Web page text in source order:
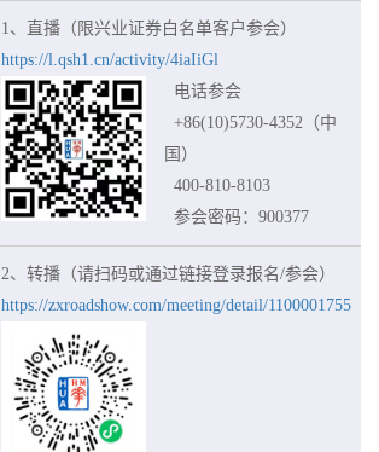
1、直播（限兴业证券白名单客户参会）
https://l.qsh1.cn/activity/4iaIiGl
电话参会
+86(10)5730-4352（中
国）
400-810-8103
参会密码：900377
2、转播（请扫码或通过链接登录报名/参会）
https://zxroadshow.com/meeting/detail/1100001755